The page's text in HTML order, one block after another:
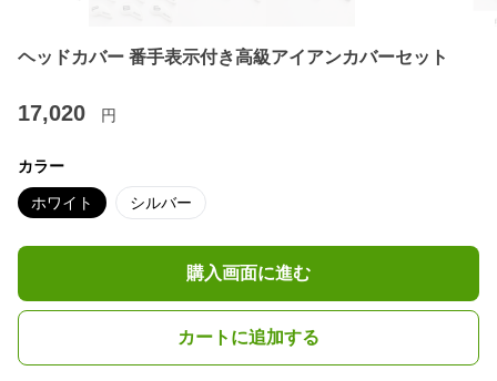
ヘッドカバー 番手表示付き高級アイアンカバーセット
17,020 円
カラー
ホワイト シルバー
購入画面に進む
カートに追加する